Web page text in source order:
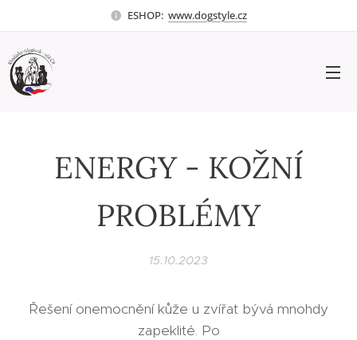
ESHOP: www.dogstyle.cz
ENERGY - KOŽNÍ
PROBLÉMY
15.10.2023
Řešení onemocnění kůže u zvířat bývá mnohdy
zapeklité. Po